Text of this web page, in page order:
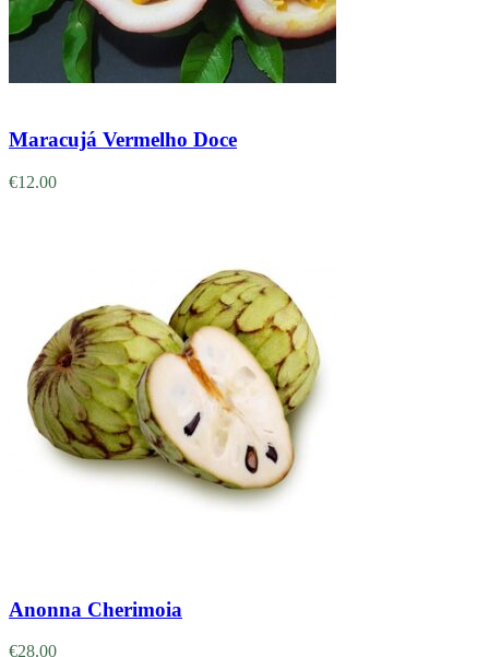
Maracujá Vermelho Doce
€12.00
Anonna Cherimoia
€28.00